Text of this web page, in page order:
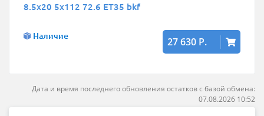
8.5x20 5x112 72.6 ET35 bkf
Наличие 27 630 Р.
Дата и время последнего обновления остатков с базой обмена:
07.08.2026 10:52